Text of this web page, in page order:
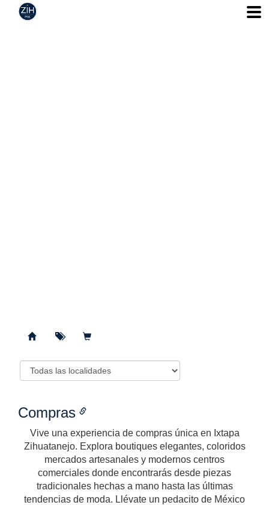
Compras
Vive una experiencia de compras única en Ixtapa
Zihuatanejo. Explora boutiques elegantes, coloridos
mercados artesanales y modernos centros
comerciales donde encontrarás desde piezas
tradicionales hechas a mano hasta las últimas
tendencias de moda. Llévate un pedacito de México